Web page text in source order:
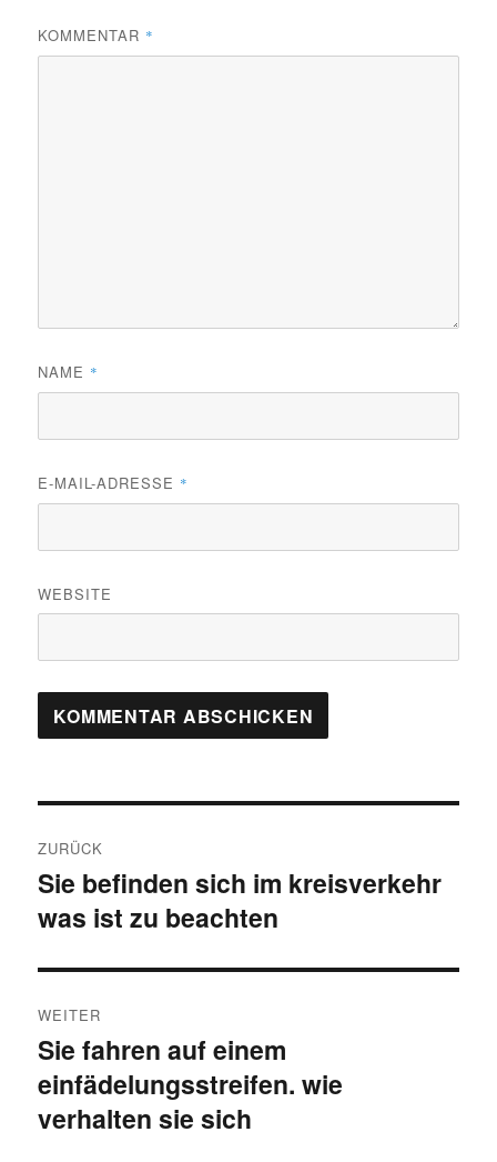
KOMMENTAR *
NAME *
E-MAIL-ADRESSE *
WEBSITE
e
i
t
r
a
g
ZURÜCK
V
o
h
e
r
g
e
Sie befinden sich im kreisverkehr
was ist zu beachten
WEITER
N
ä
c
Sie fahren auf einem
einfädelungsstreifen. wie
verhalten sie sich